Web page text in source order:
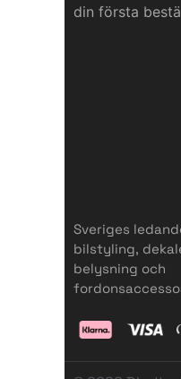
din första
Sveriges
bilstyling,
belysning och